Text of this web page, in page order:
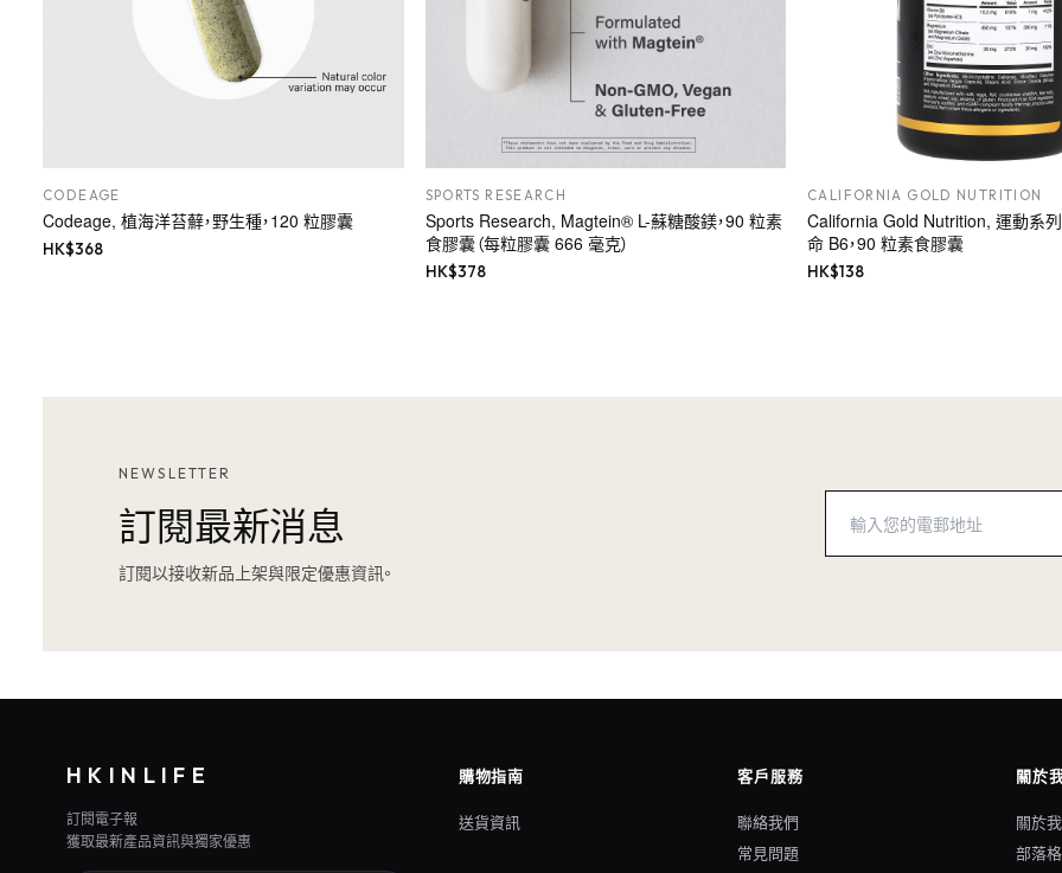
CODEAGE
Codeage, 植海洋苔蘚，野生種，120 粒膠囊
HK$368
SPORTS RESEARCH
Sports Research, Magtein® L-蘇糖酸鎂，90 粒素
食膠囊（每粒膠囊 666 毫克）
HK$378
CALIFORNIA GOLD NUTRITION
California Gold Nutrition, 運動系列
命 B6，90 粒素食膠囊
HK$138
NEWSLETTER
訂閱最新消息
訂閱以接收新品上架與限定優惠資訊。
HKINLIFE
訂閱電子報
獲取最新產品資訊與獨家優惠
購物指南
送貨資訊
客戶服務
聯絡我們
常見問題
關於
關於
部落格